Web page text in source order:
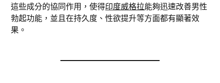
這些成分的協同作用，使得印度威格拉能夠迅速改善男性
勃起功能，並且在持久度、性欲提升等方面都有顯著效
果。